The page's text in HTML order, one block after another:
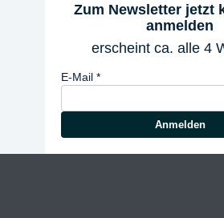
Zum Newsletter jetzt
anmelden
erscheint ca. alle 4
E-Mail
Anmelden